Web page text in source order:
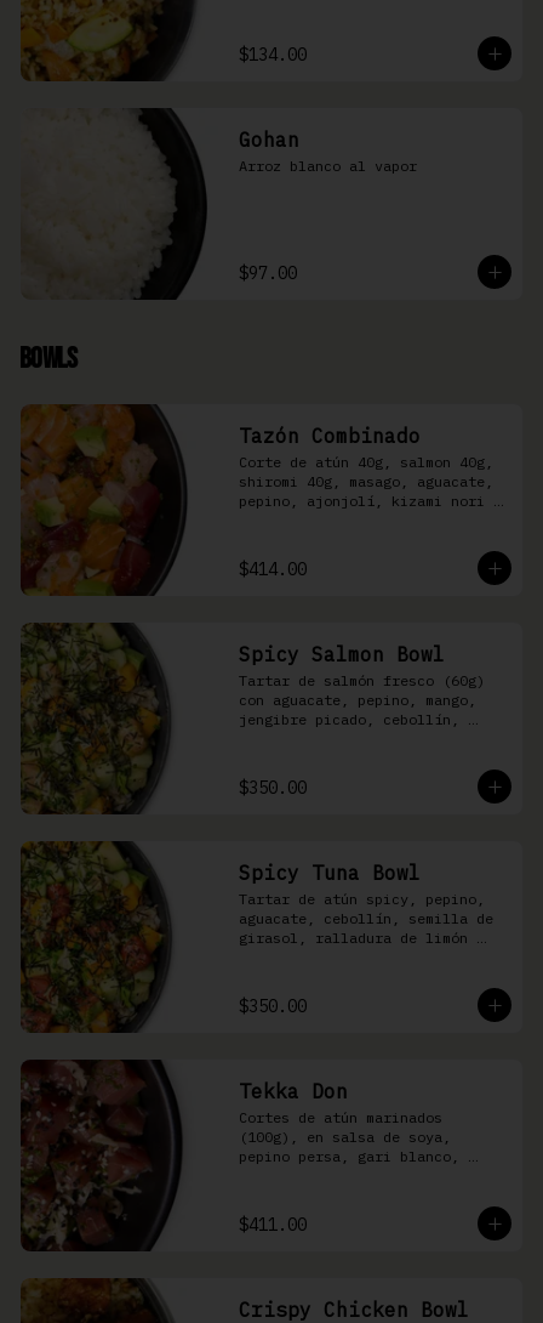
$134.00
Gohan
Arroz blanco al vapor
$97.00
Bowls
Tazón Combinado
Corte de atún 40g, salmon 40g,
shiromi 40g, masago, aguacate,
pepino, ajonjolí, kizami nori y
$414.00
Spicy Salmon Bowl
Tartar de salmón fresco (60g)
con aguacate, pepino, mango,
jengibre picado, cebollín,
shari
$350.00
Spicy Tuna Bowl
Tartar de atún spicy, pepino,
aguacate, cebollín, semilla de
girasol, ralladura de limón
$350.00
Tekka Don
Cortes de atún marinados
(100g), en salsa de soya,
pepino persa, gari blanco,
$411.00
Crispy Chicken Bowl